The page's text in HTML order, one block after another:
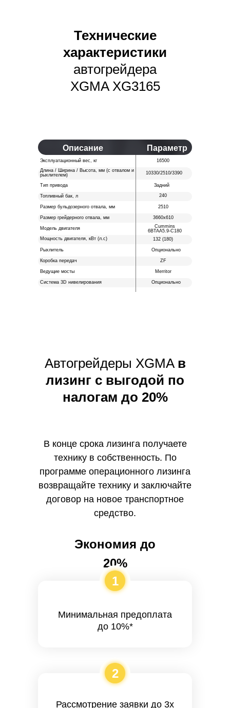
Технические
характеристики
автогрейдера
XGMA XG3165
Длина / Ширина / Высота, мм (с отвалом и
рыхлителем)
10330/2510/3390
Эксплуатационный вес, кг 16500
Топливный бак, л 240
Тип привода Задний
Размер грейдерного отвала, мм 3660х610
Размер бульдозерного отвала, мм 2510
Мощность двигателя, кВт (л.с) 132 (180)
Модель двигателя
Cummins
6BTAA5.9-C180
Рыхлитель Опционально
Ведущие мосты Merritor
ZF
Система 3D нивелирования Опционально
Коробка передач
Описание Параметр
Автогрейдеры XGMA в
лизинг с выгодой по
налогам до 20%
В конце срока лизинга получаете
технику в собственность. По
программе операционного лизинга
возвращайте технику и заключайте
договор на новое транспортное
средство.
Экономия до
20%
Минимальная предоплата
до 10%*
Рассмотрение заявки до 3х
1
2